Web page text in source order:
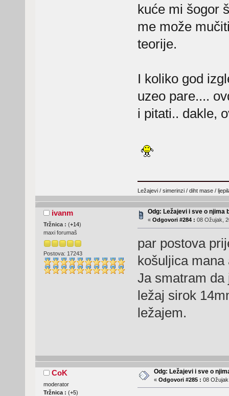
kuće mi šogor
me može
teorije.
I koliko god
uzeo pare....
i pitati.. dakle,
Ležajevi / simerinzi / diht mase /
ivanm
Tržnica : (+14)
maxi forumaš
Postova: 17243
Odg: Ležajevi i sve o njima
« Odgovori #284 : 08 Ožujak,
par postova
košuljica mana
Ja smatram da
ležaj sirok
ležajem.
CoK
moderator
Tržnica : (+5)
Odg: Ležajevi i sve o
« Odgovori #285 : 08